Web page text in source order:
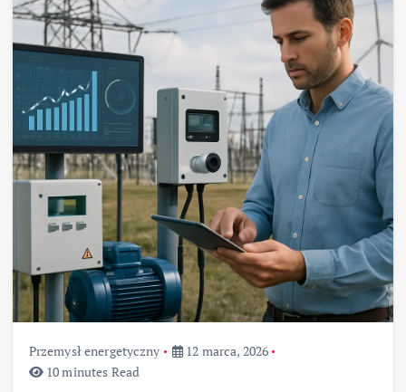
Przemysł energetyczny
12 marca, 2026
10 minutes Read